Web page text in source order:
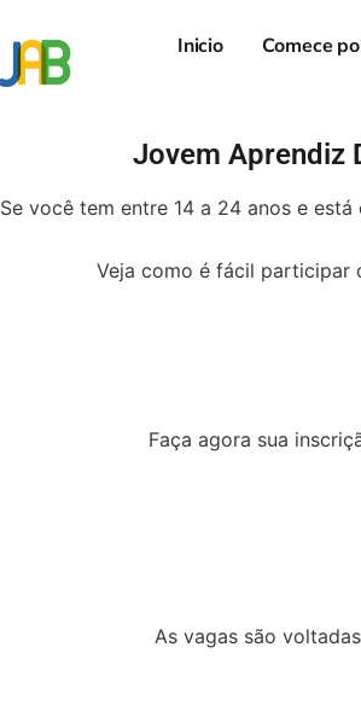
Inicio Comece
Jovem Aprendiz
Se você tem entre 14 a 24 anos e está
Veja como é fácil participar
Faça agora sua
As vagas são